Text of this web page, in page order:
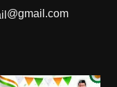
@gmail.com